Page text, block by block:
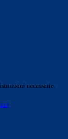
necessarie.